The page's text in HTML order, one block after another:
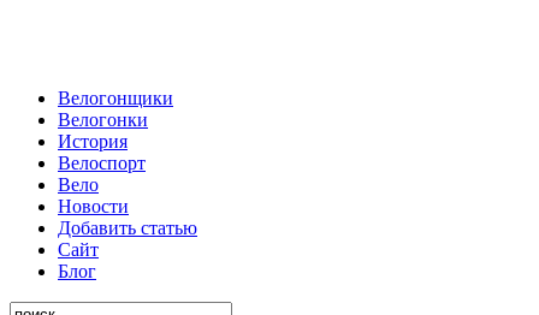
Велогонщики
Велогонки
История
Велоспорт
Вело
Новости
Добавить статью
Сайт
Блог